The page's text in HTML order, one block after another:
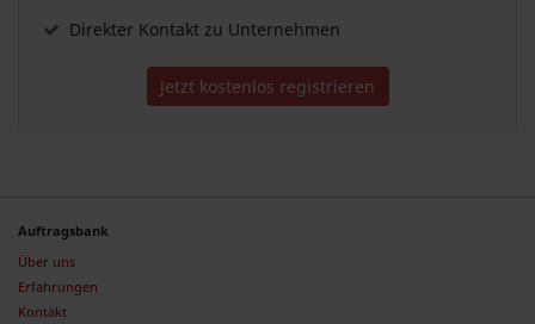
Direkter Kontakt zu Unternehmen
Jetzt kostenlos registrieren
Auftragsbank
Über uns
Erfahrungen
Kontakt